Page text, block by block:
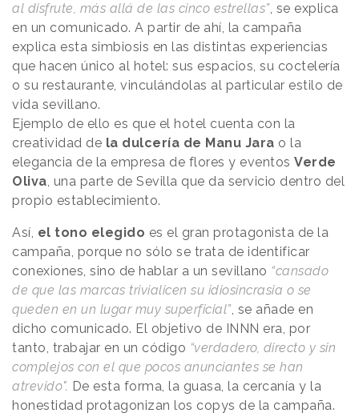
al disfrute, más allá de las cinco estrellas”, se explica
en un comunicado. A partir de ahí, la campaña
explica esta simbiosis en las distintas experiencias
que hacen único al hotel: sus espacios, su coctelería
o su restaurante, vinculándolas al particular estilo de
vida sevillano.
Ejemplo de ello es que el hotel cuenta con la
creatividad de la dulcería de Manu Jara o la
elegancia de la empresa de flores y eventos Verde
Oliva, una parte de Sevilla que da servicio dentro del
propio establecimiento.
Así, el tono elegido es el gran protagonista de la
campaña, porque no sólo se trata de identificar
conexiones, sino de hablar a un sevillano “cansado
de que las marcas trivialicen su idiosincrasia o se
queden en un lugar muy superficial”, se añade en
dicho comunicado. El objetivo de INNN era, por
tanto, trabajar en un código “verdadero, directo y sin
complejos con el que pocos anunciantes se han
atrevido". De esta forma, la guasa, la cercanía y la
honestidad protagonizan los copys de la campaña.